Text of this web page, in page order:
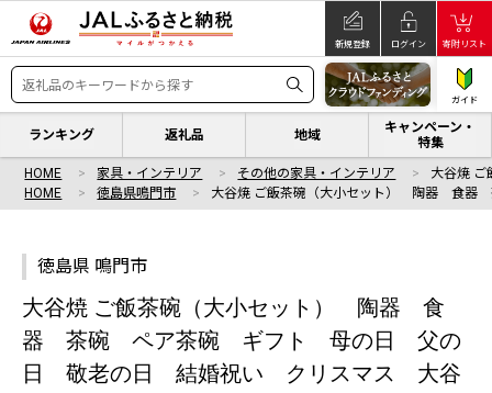
新規登録 ログイン 寄附リスト
ガイド
ランキング 返礼品 地域
キャンペーン・
特集
HOME 家具・インテリア その他の家具・インテリア
大谷焼
HOME
徳島県鳴門市 大谷焼 ご飯茶碗（大小セット） 陶器 食
徳島県 鳴門市
大谷焼 ご飯茶碗（大小セット） 陶器 食
器 茶碗 ペア茶碗 ギフト 母の日 父の
日 敬老の日 結婚祝い クリスマス 大谷